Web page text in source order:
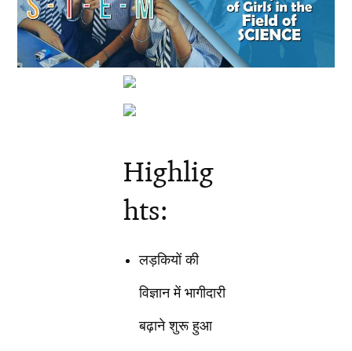
Highlig
hts:
लड़कियों की
विज्ञान में भागीदारी
बढ़ाने शुरू हुआ